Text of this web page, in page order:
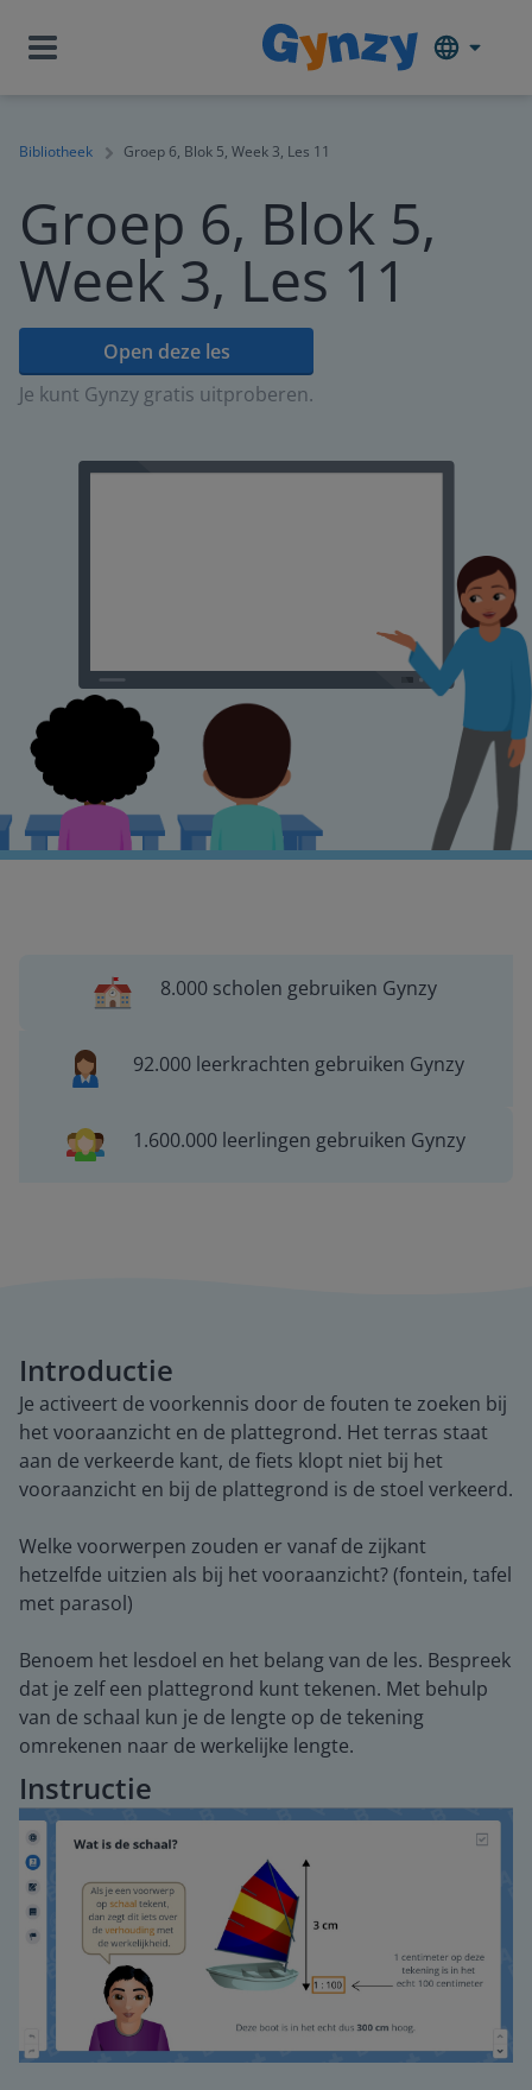
Bibliotheek Groep 6, Blok 5, Week 3, Les 11
Groep 6, Blok 5,
Week 3, Les 11
Open deze les
Je kunt Gynzy gratis uitproberen.
8.000 scholen gebruiken Gynzy
92.000 leerkrachten gebruiken Gynzy
1.600.000 leerlingen gebruiken Gynzy
Introductie
Je activeert de voorkennis door de fouten te zoeken bij
het vooraanzicht en de plattegrond. Het terras staat
aan de verkeerde kant, de fiets klopt niet bij het
vooraanzicht en bij de plattegrond is de stoel verkeerd.
Welke voorwerpen zouden er vanaf de zijkant
hetzelfde uitzien als bij het vooraanzicht? (fontein, tafel
met parasol)
Benoem het lesdoel en het belang van de les. Bespreek
dat je zelf een plattegrond kunt tekenen. Met behulp
van de schaal kun je de lengte op de tekening
omrekenen naar de werkelijke lengte.
Instructie